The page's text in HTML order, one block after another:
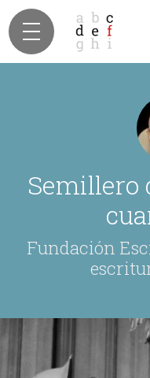
Semillero
Fundación